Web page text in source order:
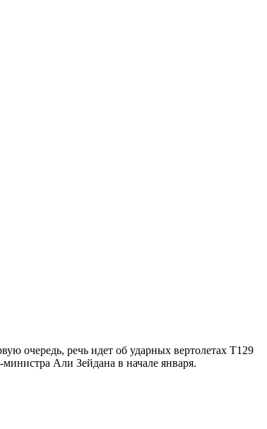
очередь, речь идет об ударных вертолетах T129
Али Зейдана в начале января.